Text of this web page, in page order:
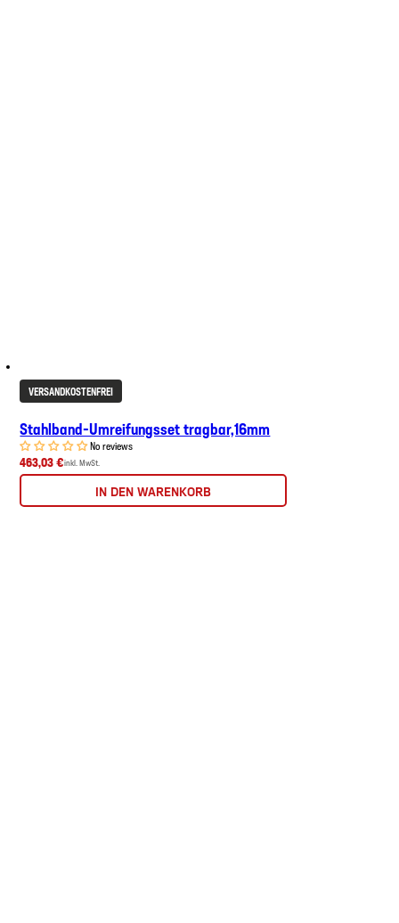
VERSANDKOSTENFREI
Stahlband-Umreifungsset tragbar,16mm
No reviews
463,03 €inkl. MwSt.
IN DEN WARENKORB